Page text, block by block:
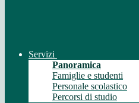
Servizi
Panoramica
Famiglie e studenti
Personale scolastico
Percorsi di studio